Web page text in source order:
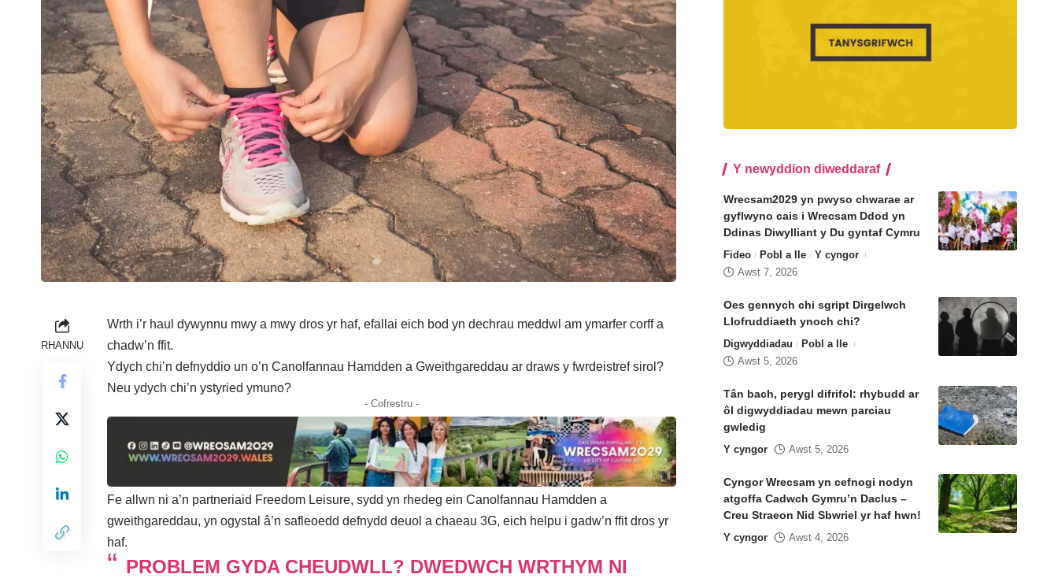
RHANNU
Wrth i’r haul dywynnu mwy a mwy dros yr haf, efallai eich bod yn dechrau meddwl am ymarfer corff a
chadw’n ffit.
Ydych chi’n defnyddio un o’n Canolfannau Hamdden a Gweithgareddau ar draws y fwrdeistref sirol?
Neu ydych chi’n ystyried ymuno?
- Cofrestru -
Fe allwn ni a’n partneriaid Freedom Leisure, sydd yn rhedeg ein Canolfannau Hamdden a
gweithgareddau, yn ogystal â’n safleoedd defnydd deuol a chaeau 3G, eich helpu i gadw’n ffit dros yr
haf.
PROBLEM GYDA CHEUDWLL? DWEDWCH WRTHYM NI
Y newyddion diweddaraf
Wrecsam2029 yn pwyso chwarae ar
gyflwyno cais i Wrecsam Ddod yn
Ddinas Diwylliant y Du gyntaf Cymru
Fideo Pobl a lle
Y cyngor
Awst 7, 2026
Oes gennych chi sgript Dirgelwch
Llofruddiaeth ynoch chi?
Digwyddiadau
Pobl a lle
Awst 5, 2026
Tân bach, perygl difrifol: rhybudd ar
ôl digwyddiadau mewn parciau
gwledig
Y cyngor Awst 5, 2026
Cyngor Wrecsam yn cefnogi nodyn
atgoffa Cadwch Gymru’n Daclus –
Creu Straeon Nid Sbwriel yr haf hwn!
Y cyngor Awst 4, 2026